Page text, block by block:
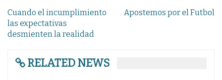
Navegación
de
entradas
Cuando el incumplimiento
las expectativas
desmienten la realidad
Apostemos por el Futbol
RELATED NEWS